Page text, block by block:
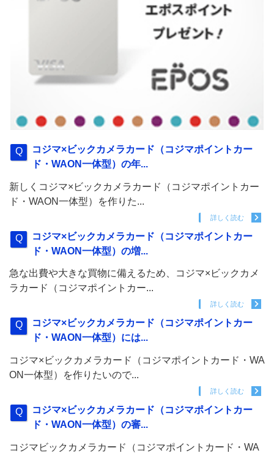
コジマ×ビックカメラカード（コジマポイントカー
ド・WAON一体型）の年...
新しくコジマ×ビックカメラカード（コジマポイントカー
ド・WAON一体型）を作りた...
詳しく読む
コジマ×ビックカメラカード（コジマポイントカー
ド・WAON一体型）の増...
急な出費や大きな買物に備えるため、コジマ×ビックカメ
ラカード（コジマポイントカー...
詳しく読む
コジマ×ビックカメラカード（コジマポイントカー
ド・WAON一体型）には...
コジマ×ビックカメラカード（コジマポイントカード・WA
ON一体型）を作りたいので...
詳しく読む
コジマ×ビックカメラカード（コジマポイントカー
ド・WAON一体型）の審...
コジマビックカメラカード（コジマポイントカード・WA